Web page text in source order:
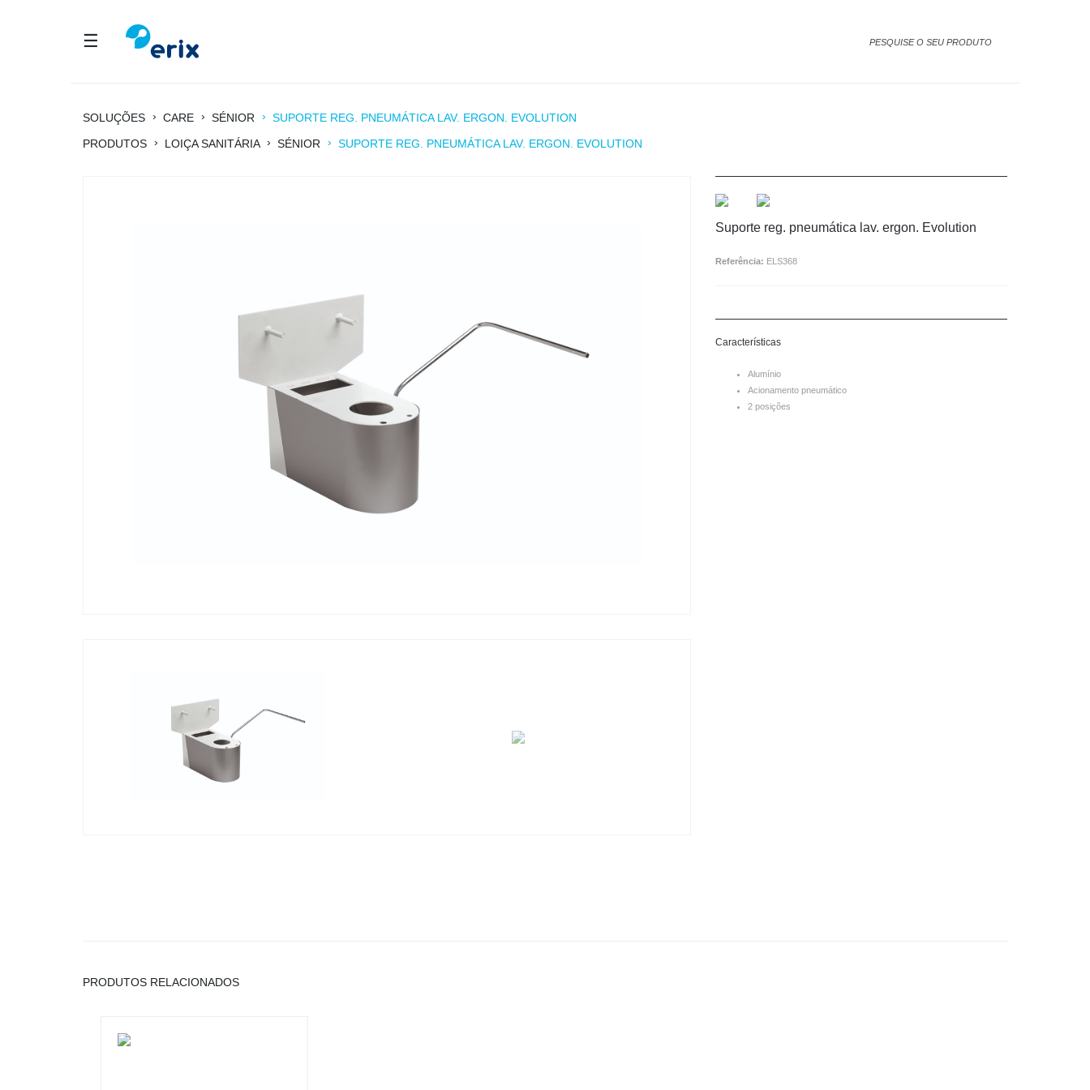
☰
SOLUÇÕES › CARE › SÉNIOR › SUPORTE REG. PNEUMÁTICA LAV. ERGON. EVOLUTION
PRODUTOS › LOIÇA SANITÁRIA › SÉNIOR › SUPORTE REG. PNEUMÁTICA LAV. ERGON. EVOLUTION
Suporte reg. pneumática lav. ergon. Evolution
Referência: ELS368
Características
Alumínio
Acionamento pneumático
2 posições
PRODUTOS RELACIONADOS